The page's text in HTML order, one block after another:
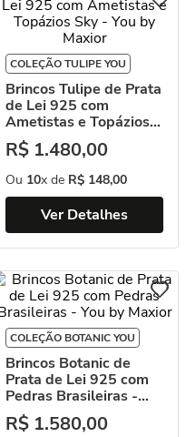
COLEÇÃO TULIPE YOU
Brincos Tulipe de Prata
de Lei 925 com
Ametistas e Topázios
Sky - You by Maxior
R$ 1.480,00
Ou 10x de R$ 148,00
Ver Detalhes
COLEÇÃO BOTANIC YOU
Brincos Botanic de
Prata de Lei 925 com
Pedras Brasileiras -
You by Maxior
R$ 1.580,00